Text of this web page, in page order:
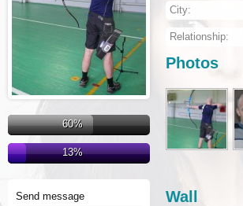
60%
13%
Send message
City:
Relationship:
Photos
Wall